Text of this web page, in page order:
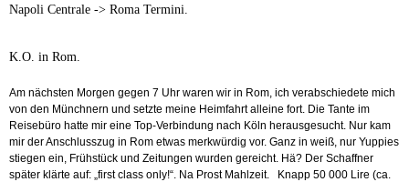
Napoli Centrale -> Roma Termini.
K.O. in Rom.
Am nächsten Morgen gegen 7 Uhr waren wir in Rom, ich verabschiedete mich
von den Münchnern und setzte meine Heimfahrt alleine fort. Die Tante im
Reisebüro hatte mir eine Top-Verbindung nach Köln herausgesucht. Nur kam
mir der Anschlusszug in Rom etwas merkwürdig vor. Ganz in weiß, nur Yuppies
stiegen ein, Frühstück und Zeitungen wurden gereicht. Hä? Der Schaffner
später klärte auf: „first class only!“. Na Prost Mahlzeit. Knapp 50 000 Lire (ca.